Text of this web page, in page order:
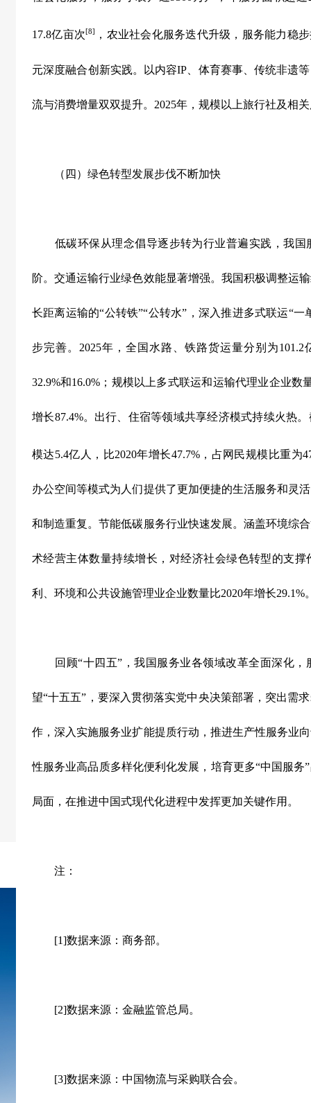
17.8亿亩次[8] ，农业社会化服务迭代升级，服务能力稳
元深度融合创新实践。以内容IP 、体育赛事、传统非遗
流与消费增量双双提升。 2025年，规模以上旅行社及相
（四）绿色转型发展步伐不断加快
低碳环保从理念倡导逐步转为行业普遍实践，我国
阶。交通运输行业绿色效能显著增强。我国积极调整运
长距离运输的“公转铁”“公转水”，深入推进多式联运“
步完善。 2025年，全国水路、铁路货运量分别为101.2
32.9%和16.0% ；规模以上多式联运和运输代理业企业数
增长87.4%。出行、住宿等领域共享经济模式持续火热。
模达5.4亿人，比2020年增长47.7%，占网民规模比重为
办公空间等模式为人们提供了更加便捷的生活服务和灵
和制造重复。节能低碳服务行业快速发展。涵盖环境综
术经营主体数量持续增长，对经济社会绿色转型的支撑
利、环境和公共设施管理业企业数量比2020年增长29.1%
回顾“十四五”，我国服务业各领域改革全面深化，
望“十五五”，要深入贯彻落实党中央决策部署，突出需
作，深入实施服务业扩能提质行动，推进生产性服务业
性服务业高品质多样化便利化发展，培育更多“中国服
局面，在推进中国式现代化进程中发挥更加关键作用。
注：
[1]数据来源：商务部。
[2]数据来源：金融监管总局。
[3]数据来源：中国物流与采购联合会。